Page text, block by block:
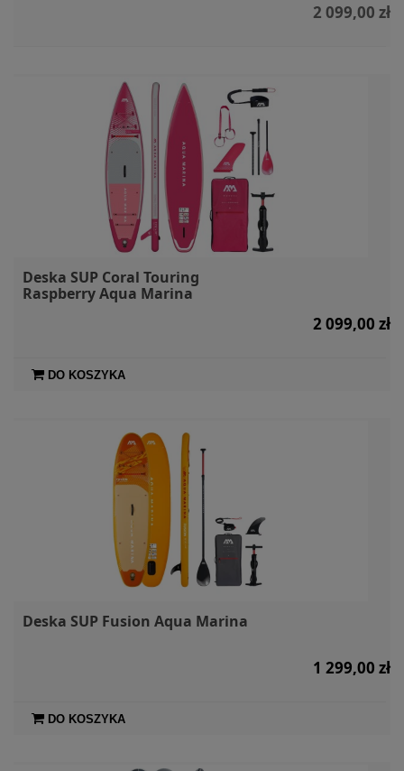
2 099,00 zł
Deska SUP Coral Touring
Raspberry Aqua Marina
2 099,00 zł
DO KOSZYKA
Deska SUP Fusion Aqua Marina
1 299,00 zł
DO KOSZYKA